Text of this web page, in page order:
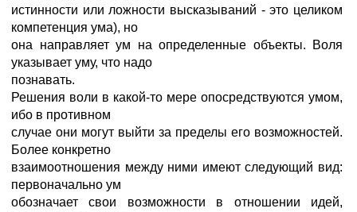
истинности или ложности высказываний - это целиком
компетенция ума), но
она направляет ум на определенные объекты. Воля
указывает уму, что надо
познавать.
Решения воли в какой-то мере опосредствуются умом,
ибо в противном
случае они могут выйти за пределы его возможностей.
Более конкретно
взаимоотношения между ними имеют следующий вид:
первоначально ум
обозначает свои возможности в отношении идей,